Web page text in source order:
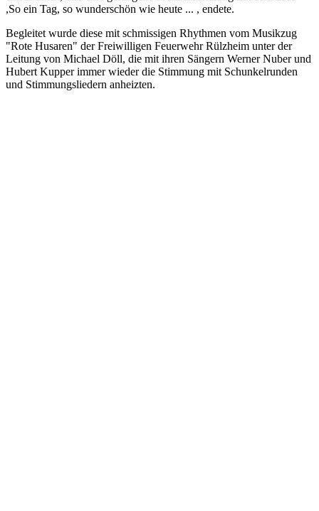
,So ein Tag, so wunderschön wie heute ... , endete.
Begleitet wurde diese mit schmissigen Rhythmen vom Musikzug
"Rote Husaren" der Freiwilligen Feuerwehr Rülzheim unter der
Leitung von Michael Döll, die mit ihren Sängern Werner Nuber und
Hubert Kupper immer wieder die Stimmung mit Schunkelrunden
und Stimmungsliedern anheizten.